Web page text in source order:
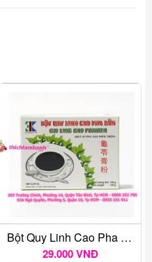
Bột Quy Linh Cao Pha Sẵn 3K 150g
29.000 VNĐ